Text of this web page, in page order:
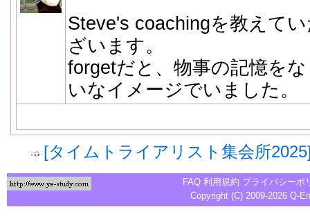
Steve's coachingを教えて
ざいます。
forgetだと、物事の記憶を
いなイメージでいました。
[タイムトライアリスト集会所
FAQ 利用規約 プライバシーポ
Copyright (C) 2009-2026 Q-